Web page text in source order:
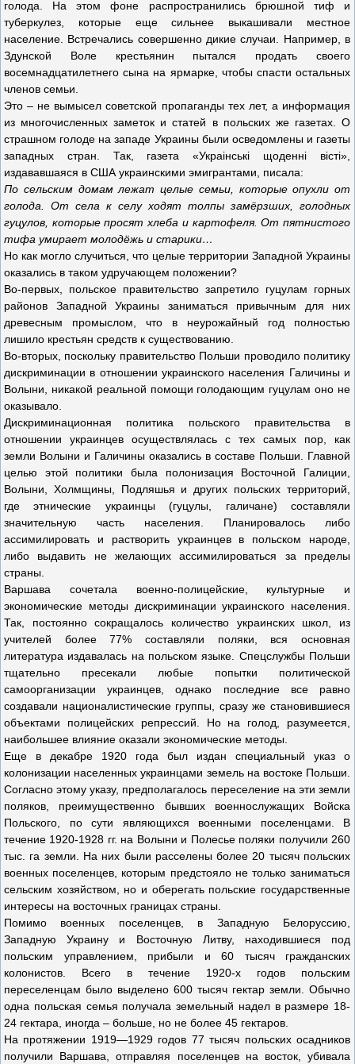
голода. На этом фоне распространились брюшной тиф и
туберкулез, которые еще сильнее выкашивали местное
население. Встречались совершенно дикие случаи. Например, в
Здунской Воле крестьянин пытался продать своего
восемнадцатилетнего сына на ярмарке, чтобы спасти остальных
членов семьи.
Это – не вымысел советской пропаганды тех лет, а информация
из многочисленных заметок и статей в польских же газетах. О
страшном голоде на западе Украины были осведомлены и газеты
западных стран. Так, газета «Украiнськi щоденнi вiстi»,
издававшаяся в США украинскими эмигрантами, писала:
По сельским домам лежат целые семьи, которые опухли от
голода. От села к селу ходят толпы замёрзших, голодных
гуцулов, которые просят хлеба и картофеля. От пятнистого
тифа умирает молодёжь и старики…
Но как могло случиться, что целые территории Западной Украины
оказались в таком удручающем положении?
Во-первых, польское правительство запретило гуцулам горных
районов Западной Украины заниматься привычным для них
древесным промыслом, что в неурожайный год полностью
лишило крестьян средств к существованию.
Во-вторых, поскольку правительство Польши проводило политику
дискриминации в отношении украинского населения Галичины и
Волыни, никакой реальной помощи голодающим гуцулам оно не
оказывало.
Дискриминационная политика польского правительства в
отношении украинцев осуществлялась с тех самых пор, как
земли Волыни и Галичины оказались в составе Польши. Главной
целью этой политики была полонизация Восточной Галиции,
Волыни, Холмщины, Подляшья и других польских территорий,
где этнические украинцы (гуцулы, галичане) составляли
значительную часть населения. Планировалось либо
ассимилировать и растворить украинцев в польском народе,
либо выдавить не желающих ассимилироваться за пределы
страны.
Варшава сочетала военно-полицейские, культурные и
экономические методы дискриминации украинского населения.
Так, постоянно сокращалось количество украинских школ, из
учителей более 77% составляли поляки, вся основная
литература издавалась на польском языке. Спецслужбы Польши
тщательно пресекали любые попытки политической
самоорганизации украинцев, однако последние все равно
создавали националистические группы, сразу же становившиеся
объектами полицейских репрессий. Но на голод, разумеется,
наибольшее влияние оказали экономические методы.
Еще в декабре 1920 года был издан специальный указ о
колонизации населенных украинцами земель на востоке Польши.
Согласно этому указу, предполагалось переселение на эти земли
поляков, преимущественно бывших военнослужащих Войска
Польского, по сути являющихся военными поселенцами. В
течение 1920-1928 гг. на Волыни и Полесье поляки получили 260
тыс. га земли. На них были расселены более 20 тысяч польских
военных поселенцев, которым предстояло не только заниматься
сельским хозяйством, но и оберегать польские государственные
интересы на восточных границах страны.
Помимо военных поселенцев, в Западную Белоруссию,
Западную Украину и Восточную Литву, находившиеся под
польским управлением, прибыли и 60 тысяч гражданских
колонистов. Всего в течение 1920-х годов польским
переселенцам было выделено 600 тысяч гектар земли. Обычно
одна польская семья получала земельный надел в размере 18-
24 гектара, иногда – больше, но не более 45 гектаров.
На протяжении 1919—1929 годов 77 тысяч польских осадников
получили Варшава, отправляя поселенцев на восток, убивала